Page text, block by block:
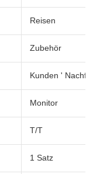
Reisen
Zubehör
Kunden '
Monitor
T/T
1 Satz